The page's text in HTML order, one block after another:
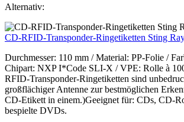
Alternativ:
CD-RFID-Transponder-Ringetiketten Sting
Durchmesser: 110 mm / Material: PP-Folie /
Chipart: NXP I*Code SLI-X / VPE: Rolle à
RFID-Transponder-Ringetiketten sind
großflächiger Antenne zur bestmöglichen
CD-Etikett in einem.)Geeignet für: CDs, CD-
bespielte DVDs.